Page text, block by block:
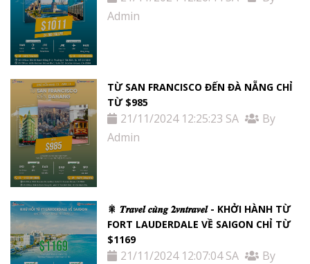
Admin
TỪ SAN FRANCISCO ĐẾN ĐÀ NẴNG CHỈ
TỪ $985
21/11/2024 12:25:23 SA
By
Admin
🎇 𝑻𝒓𝒂𝒗𝒆𝒍 𝒄𝒖̀𝒏𝒈 𝟐𝒗𝒏𝒕𝒓𝒂𝒗𝒆𝒍 - KHỞI HÀNH TỪ
FORT LAUDERDALE VỀ SAIGON CHỈ TỪ
$1169
21/11/2024 12:07:04 SA
By